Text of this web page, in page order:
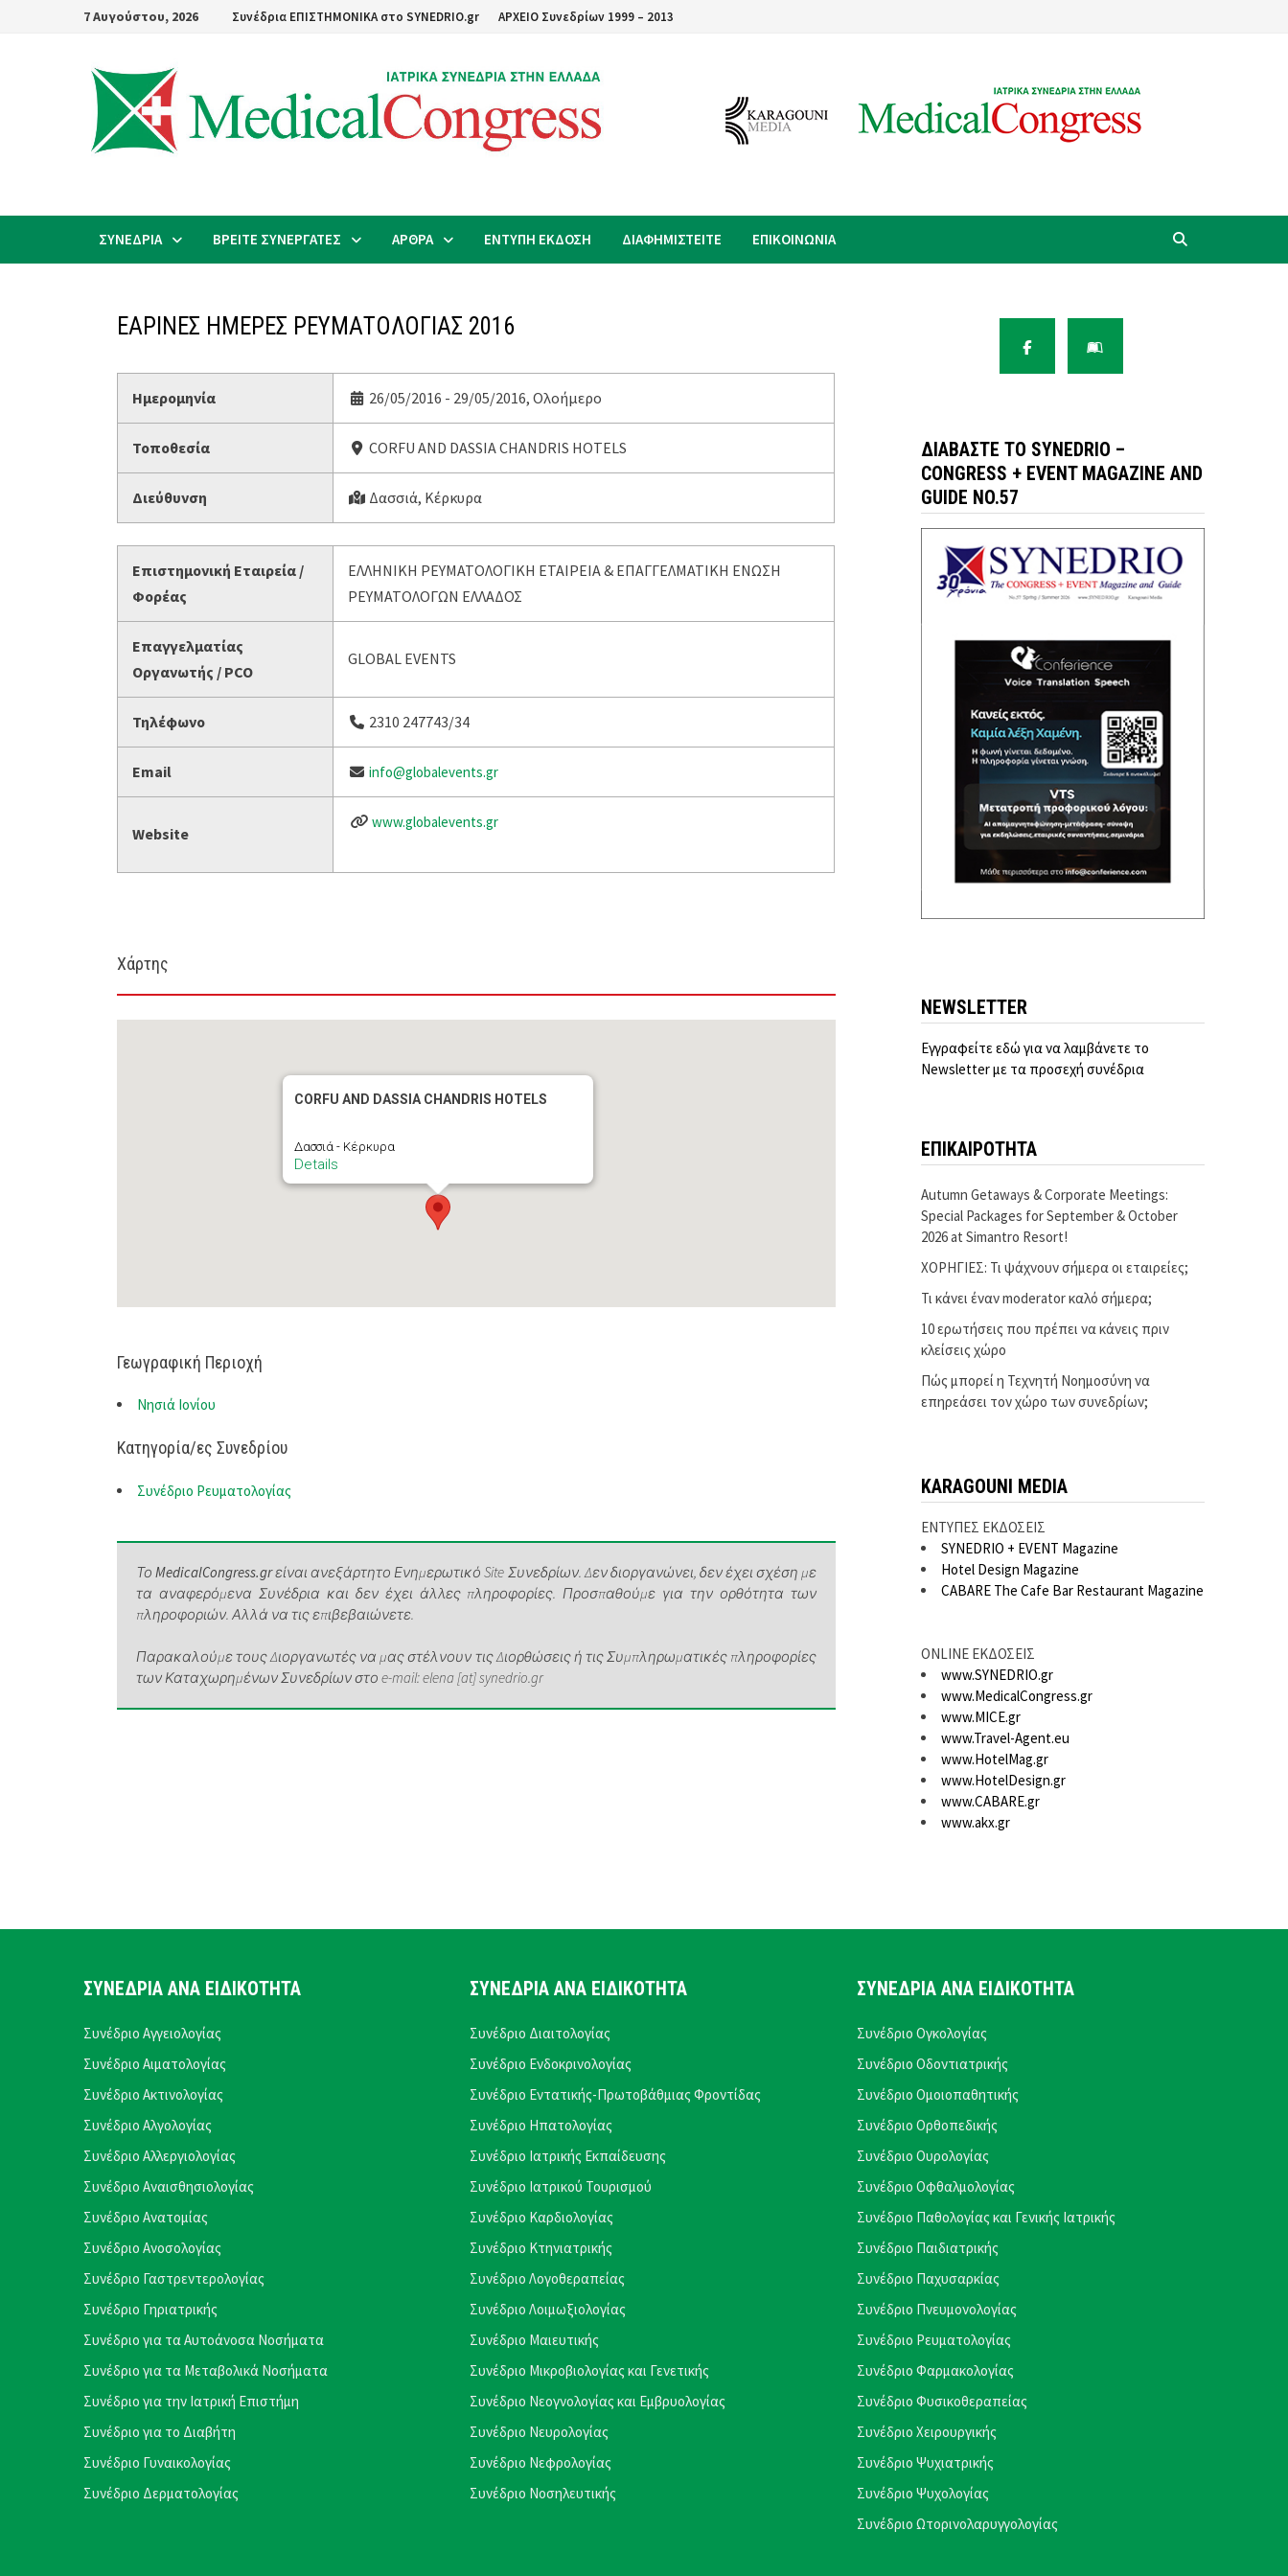
7 Αυγούστου, 2026 Συνέδρια ΕΠΙΣΤΗΜΟΝΙΚΑ στο SYNEDRIO.gr ΑΡΧΕΙΟ Συνεδρίων 1999 – 2013
ΣΥΝΕΔΡΙΑ ΒΡΕΙΤΕ ΣΥΝΕΡΓΑΤΕΣ ΑΡΘΡΑ ΕΝΤΥΠΗ ΕΚΔΟΣΗ ΔΙΑΦΗΜΙΣΤΕΙΤΕ ΕΠΙΚΟΙΝΩΝΙΑ
ΕΑΡΙΝΕΣ ΗΜΕΡΕΣ ΡΕΥΜΑΤΟΛΟΓΙΑΣ 2016
Ημερομηνία 26/05/2016 - 29/05/2016, Ολοήμερο
Τοποθεσία CORFU AND DASSIA CHANDRIS HOTELS
Διεύθυνση Δασσιά, Κέρκυρα
Επιστημονική Εταιρεία /
Φορέας
ΕΛΛΗΝΙΚΗ ΡΕΥΜΑΤΟΛΟΓΙΚΗ ΕΤΑΙΡΕΙΑ & ΕΠΑΓΓΕΛΜΑΤΙΚΗ ΕΝΩΣΗ
ΡΕΥΜΑΤΟΛΟΓΩΝ ΕΛΛΑΔΟΣ
Επαγγελματίας
Οργανωτής / PCO
GLOBAL EVENTS
Τηλέφωνο 2310 247743/34
Email info@globalevents.gr
Website
www.globalevents.gr
Χάρτης
CORFU AND DASSIA CHANDRIS HOTELS
Δασσιά - Κέρκυρα
Details
Γεωγραφική Περιοχή
Νησιά Ιονίου
Κατηγορία/ες Συνεδρίου
Συνέδριο Ρευματολογίας
ΤοMedicalCongress.grείναι ανεξάρτητο Ενημερωτικό Site Συνεδρίων. Δεν διοργανώνει, δεν έχει σχέση με
τα αναφερόμενα Συνέδρια και δεν έχει άλλες πληροφορίες. Προσπαθούμε για την ορθότητα των
πληροφοριών. Αλλά να τις επιβεβαιώνετε.
Παρακαλούμε τους Διοργανωτές να μας στέλνουν τις Διορθώσεις ή τις Συμπληρωματικές πληροφορίες
των Καταχωρημένων Συνεδρίων στο e-mail: elena [at] synedrio.gr
ΔΙΑΒΆΣΤΕ ΤΟ SYNEDRIO –
CONGRESS + EVENT MAGAZINE AND
GUIDE NO.57
NEWSLETTER
Εγγραφείτε εδώ για να λαμβάνετε το
Newsletter με τα προσεχή συνέδρια
ΕΠΙΚΑΙΡΟΤΗΤΑ
Autumn Getaways & Corporate Meetings:
Special Packages for September & October
2026 at Simantro Resort!
ΧΟΡΗΓΙΕΣ: Τι ψάχνουν σήμερα οι εταιρείες;
Τι κάνει έναν moderator καλό σήμερα;
10 ερωτήσεις που πρέπει να κάνεις πριν
κλείσεις χώρο
Πώς μπορεί η Τεχνητή Νοημοσύνη να
επηρεάσει τον χώρο των συνεδρίων;
KARAGOUNI MEDIA
ΕΝΤΥΠΕΣ ΕΚΔΟΣΕΙΣ
SYNEDRIO + EVENT Magazine
Hotel Design Magazine
CABARE The Cafe Bar Restaurant Magazine
ONLINE ΕΚΔΟΣΕΙΣ
www.SYNEDRIO.gr
www.MedicalCongress.gr
www.MICE.gr
www.Travel-Agent.eu
www.HotelMag.gr
www.HotelDesign.gr
www.CABARE.gr
www.akx.gr
ΣΥΝΕΔΡΙΑ ΑΝΑ ΕΙΔΙΚΟΤΗΤΑ
Συνέδριο Αγγειολογίας
Συνέδριο Αιματολογίας
Συνέδριο Ακτινολογίας
Συνέδριο Αλγολογίας
Συνέδριο Αλλεργιολογίας
Συνέδριο Αναισθησιολογίας
Συνέδριο Ανατομίας
Συνέδριο Ανοσολογίας
Συνέδριο Γαστρεντερολογίας
Συνέδριο Γηριατρικής
Συνέδριο για τα Αυτοάνοσα Νοσήματα
Συνέδριο για τα Μεταβολικά Νοσήματα
Συνέδριο για την Ιατρική Επιστήμη
Συνέδριο για το Διαβήτη
Συνέδριο Γυναικολογίας
Συνέδριο Δερματολογίας
ΣΥΝΕΔΡΙΑ ΑΝΑ ΕΙΔΙΚΟΤΗΤΑ
Συνέδριο Διαιτολογίας
Συνέδριο Ενδοκρινολογίας
Συνέδριο Εντατικής-Πρωτοβάθμιας Φροντίδας
Συνέδριο Ηπατολογίας
Συνέδριο Ιατρικής Εκπαίδευσης
Συνέδριο Ιατρικού Τουρισμού
Συνέδριο Καρδιολογίας
Συνέδριο Κτηνιατρικής
Συνέδριο Λογοθεραπείας
Συνέδριο Λοιμωξιολογίας
Συνέδριο Μαιευτικής
Συνέδριο Μικροβιολογίας και Γενετικής
Συνέδριο Νεογνολογίας και Εμβρυολογίας
Συνέδριο Νευρολογίας
Συνέδριο Νεφρολογίας
Συνέδριο Νοσηλευτικής
ΣΥΝΕΔΡΙΑ ΑΝΑ ΕΙΔΙΚΟΤΗΤΑ
Συνέδριο Ογκολογίας
Συνέδριο Οδοντιατρικής
Συνέδριο Ομοιοπαθητικής
Συνέδριο Ορθοπεδικής
Συνέδριο Ουρολογίας
Συνέδριο Οφθαλμολογίας
Συνέδριο Παθολογίας και Γενικής Ιατρικής
Συνέδριο Παιδιατρικής
Συνέδριο Παχυσαρκίας
Συνέδριο Πνευμονολογίας
Συνέδριο Ρευματολογίας
Συνέδριο Φαρμακολογίας
Συνέδριο Φυσικοθεραπείας
Συνέδριο Χειρουργικής
Συνέδριο Ψυχιατρικής
Συνέδριο Ψυχολογίας
Συνέδριο Ωτορινολαρυγγολογίας